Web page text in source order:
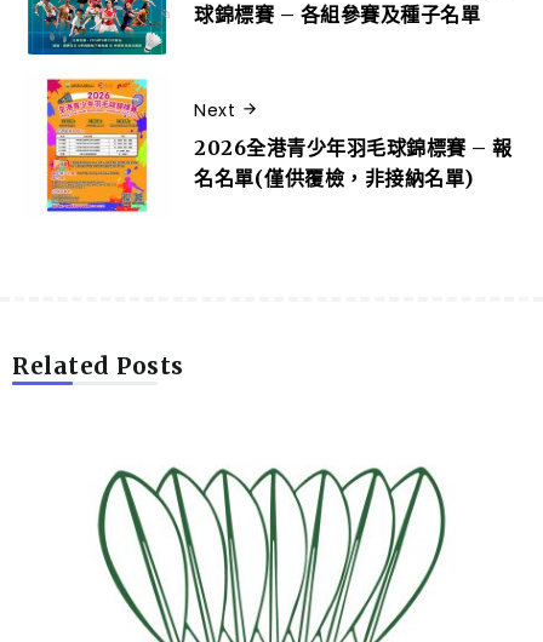
球錦標賽 – 各組參賽及種子名單
Next
2026全港青少年羽毛球錦標賽 – 報
名名單(僅供覆檢，非接納名單)
Related Posts